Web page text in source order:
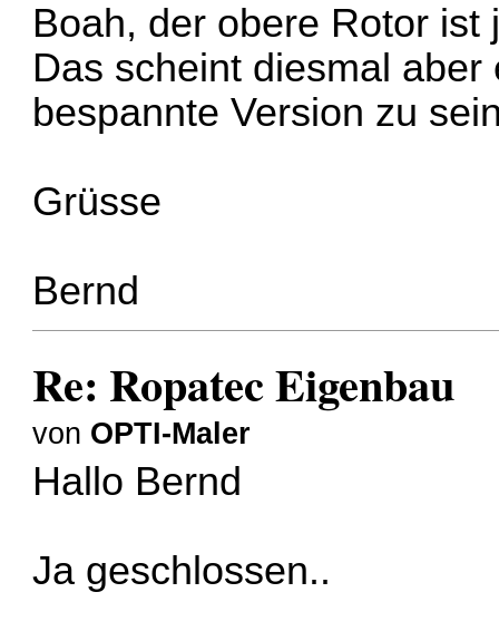
Boah, der obere Rotor
Das scheint diesmal
bespannte Version zu
Grüsse
Bernd
Re: Ropatec Eigenbau
von OPTI-Maler
Hallo Bernd
Ja geschlossen..